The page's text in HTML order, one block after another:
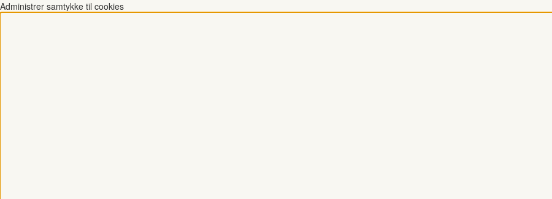
Administrer samtykke til cookies